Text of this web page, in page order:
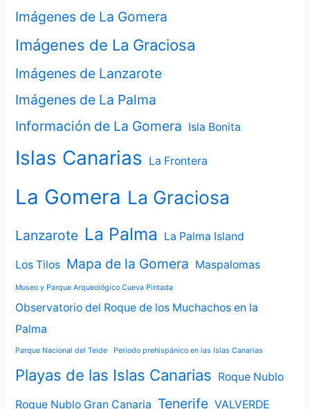
Imágenes de La Gomera
Imágenes de La Graciosa
Imágenes de Lanzarote
Imágenes de La Palma
Información de La Gomera Isla Bonita
Islas Canarias La Frontera
La Gomera La Graciosa
Lanzarote La Palma La Palma Island
Los Tilos Mapa de la Gomera Maspalomas
Museo y Parque Arqueológico Cueva Pintada
Observatorio del Roque de los Muchachos en la
Palma
Parque Nacional del Teide Periodo prehispánico en las Islas Canarias
Playas de las Islas Canarias Roque Nublo
Roque Nublo Gran Canaria Tenerife VALVERDE